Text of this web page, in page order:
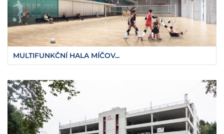
MULTIFUNKČNÍ HALA MÍČOV...